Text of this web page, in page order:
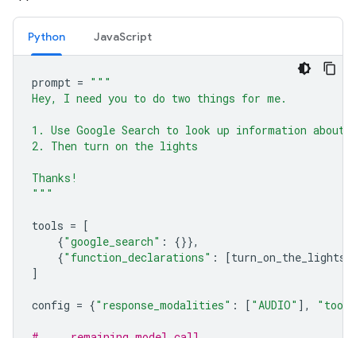
Python JavaScript
prompt = """
Hey, I need you to do two things for me.
1. Use Google Search to look up information
2. Then turn on the lights
Thanks!
"""
tools = [
{"google_search" :
{}},
{"function_declarations" : [turn_on_the_lights
]
config = {"response_modalities" : [ "AUDIO" ],